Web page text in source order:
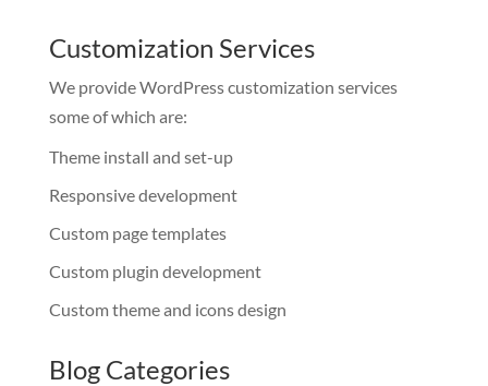
Customization Services
We provide WordPress customization services
some of which are:
Theme install and set-up
Responsive development
Custom page templates
Custom plugin development
Custom theme and icons design
Blog Categories